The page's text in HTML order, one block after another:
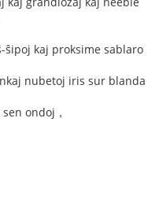
kaj proksime sablaro
nubetoj iris sur blanda
ondoj，